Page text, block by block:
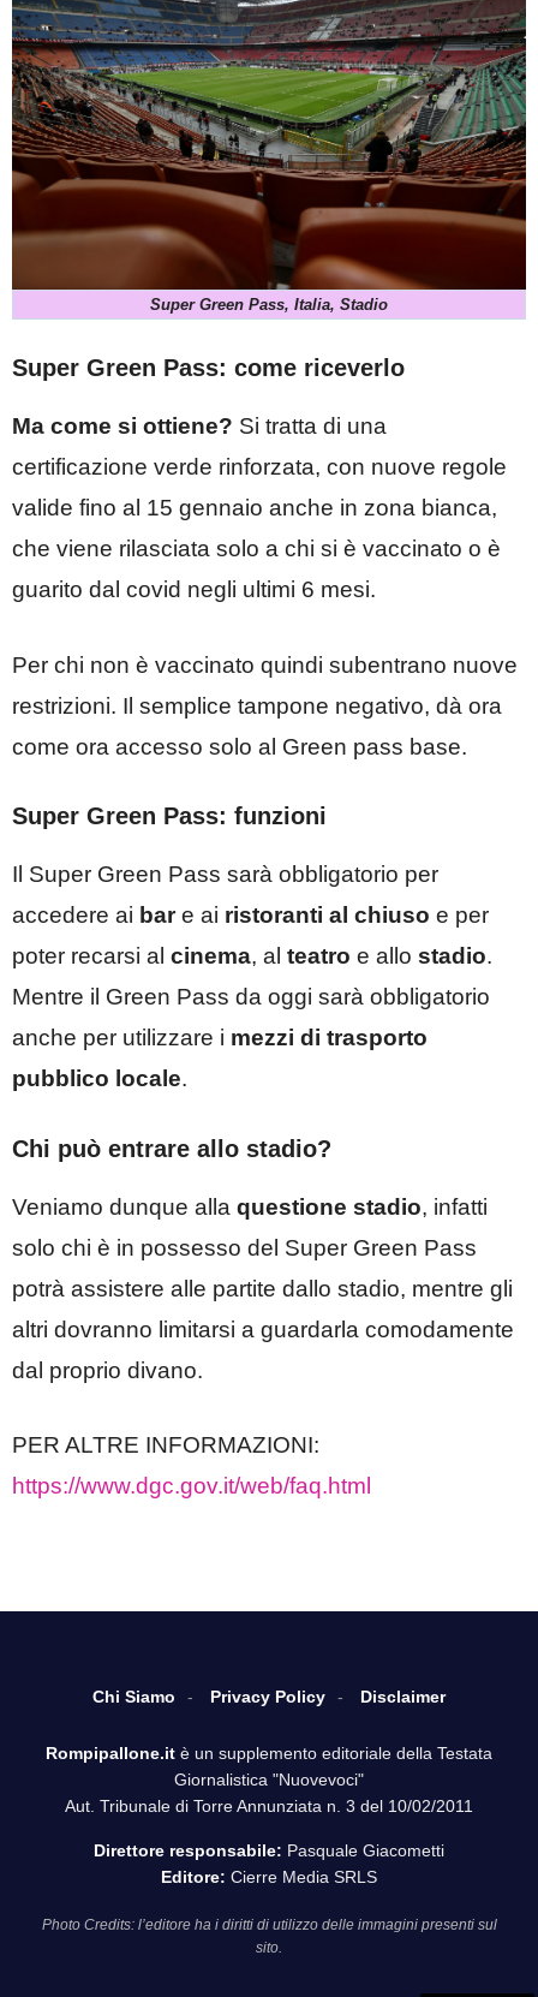
Super Green Pass, Italia, Stadio
Super Green Pass: come riceverlo
Ma come si ottiene? Si tratta di una
certificazione verde rinforzata, con nuove regole
valide fino al 15 gennaio anche in zona bianca,
che viene rilasciata solo a chi si è vaccinato o è
guarito dal covid negli ultimi 6 mesi.
Per chi non è vaccinato quindi subentrano nuove
restrizioni. Il semplice tampone negativo, dà ora
come ora accesso solo al Green pass base.
Super Green Pass: funzioni
Il Super Green Pass sarà obbligatorio per
accedere ai bare ai ristoranti al chiuso e per
poter recarsi al cinema, al teatro e allo stadio.
Mentre il Green Pass da oggi sarà obbligatorio
anche per utilizzare i mezzi di trasporto
pubblico locale.
Chi può entrare allo stadio?
Veniamo dunque alla questione stadio, infatti
solo chi è in possesso del Super Green Pass
potrà assistere alle partite dallo stadio, mentre gli
altri dovranno limitarsi a guardarla comodamente
dal proprio divano.
PER ALTRE INFORMAZIONI:
https://www.dgc.gov.it/web/faq.html
Chi Siamo Privacy Policy Disclaimer
Rompipallone.it è un supplemento editoriale della Testata
Giornalistica "Nuovevoci"
Aut. Tribunale di Torre Annunziata n. 3 del 10/02/2011
Direttore responsabile: Pasquale Giacometti
Editore: Cierre Media SRLS
Photo Credits: l’editore ha i diritti di utilizzo delle immagini presenti sul
sito.